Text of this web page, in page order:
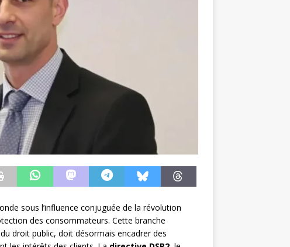
sous l’influence conjuguée de la révolution
des consommateurs. Cette branche
droit public, doit désormais encadrer des